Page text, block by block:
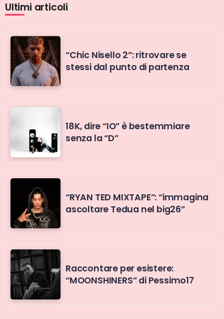
Ultimi articoli
“Chic Nisello 2”: ritrovare se
stessi dal punto di partenza
18K, dire “IO” è bestemmiare
senza la “D”
“RYAN TED MIXTAPE”: “immagina
ascoltare Tedua nel big26”
Raccontare per esistere:
“MOONSHINERS” di Pessimo17